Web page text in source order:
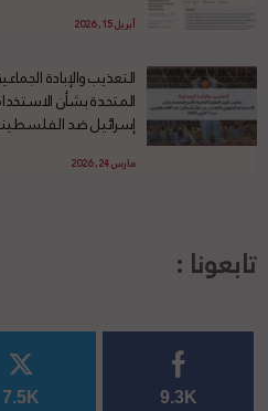
أبريل 15, 2026
التعذيب والإبادة
المتحدة بشأن
إسرائيل ضد الفلسطينيين منذ 7
مارس 24, 2026
تابعونا :
9.3K
7.5K